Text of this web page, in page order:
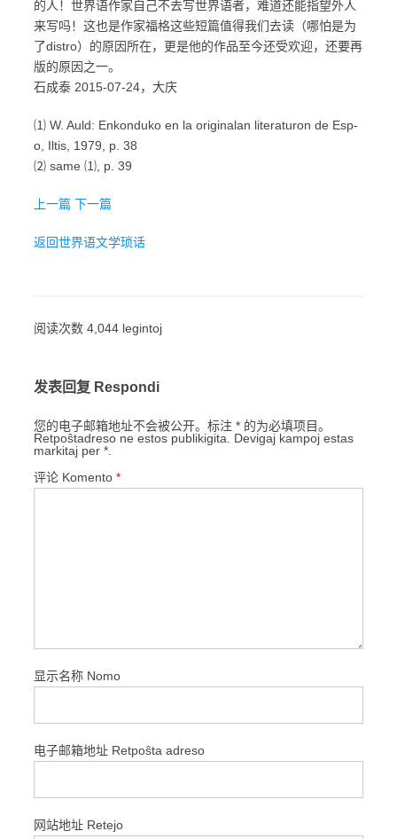
的人！世界语作家自己不去写世界语者，难道还能指望外人
来写吗！这也是作家福格这些短篇值得我们去读（哪怕是为
了distro）的原因所在，更是他的作品至今还受欢迎，还要再
版的原因之一。
石成泰 2015-07-24，大庆
⑴ W. Auld: Enkonduko en la originalan literaturon de Esp-
o, Iltis, 1979, p. 38
⑵ same ⑴, p. 39
上一篇 下一篇
返回世界语文学琐话
阅读次数 4,044 legintoj
发表回复 Respondi
您的电子邮箱地址不会被公开。标注 * 的为必填项目。
Retpoŝtadreso ne estos publikigita. Devigaj kampoj estas
markitaj per *.
评论 Komento *
显示名称 Nomo
电子邮箱地址 Retpoŝta adreso
网站地址 Retejo